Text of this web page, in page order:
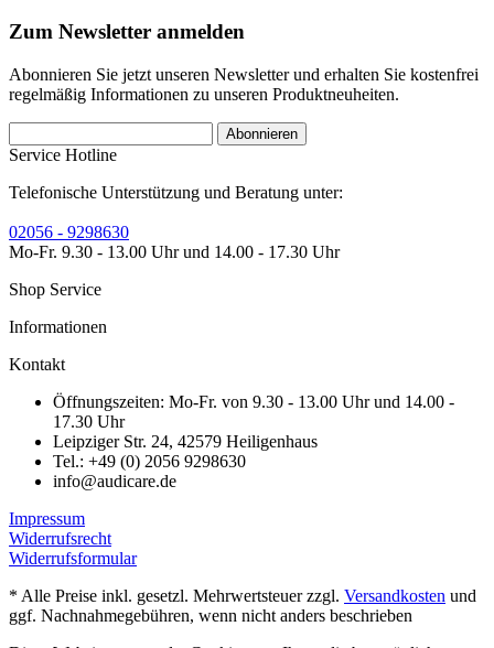
Zum Newsletter anmelden
Abonnieren Sie jetzt unseren Newsletter und erhalten Sie kostenfrei
regelmäßig Informationen zu unseren Produktneuheiten.
Abonnieren
Service Hotline
Telefonische Unterstützung und Beratung unter:
02056 - 9298630
Mo-Fr. 9.30 - 13.00 Uhr und 14.00 - 17.30 Uhr
Shop Service
Informationen
Kontakt
Öffnungszeiten: Mo-Fr. von 9.30 - 13.00 Uhr und 14.00 -
17.30 Uhr
Leipziger Str. 24, 42579 Heiligenhaus
Tel.: +49 (0) 2056 9298630
info@audicare.de
Impressum
Widerrufsrecht
Widerrufsformular
* Alle Preise inkl. gesetzl. Mehrwertsteuer zzgl. Versandkosten und
ggf. Nachnahmegebühren, wenn nicht anders beschrieben